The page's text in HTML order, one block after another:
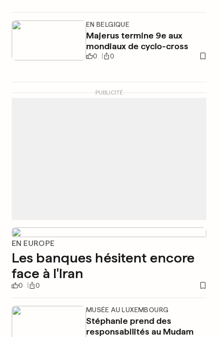
EN BELGIQUE
Majerus termine 9e aux
mondiaux de cyclo-cross
0 0
PUBLICITÉ
EN EUROPE
Les banques hésitent encore
face à l'Iran
0 0
MUSÉE AU LUXEMBOURG
Stéphanie prend des
responsabilités au Mudam